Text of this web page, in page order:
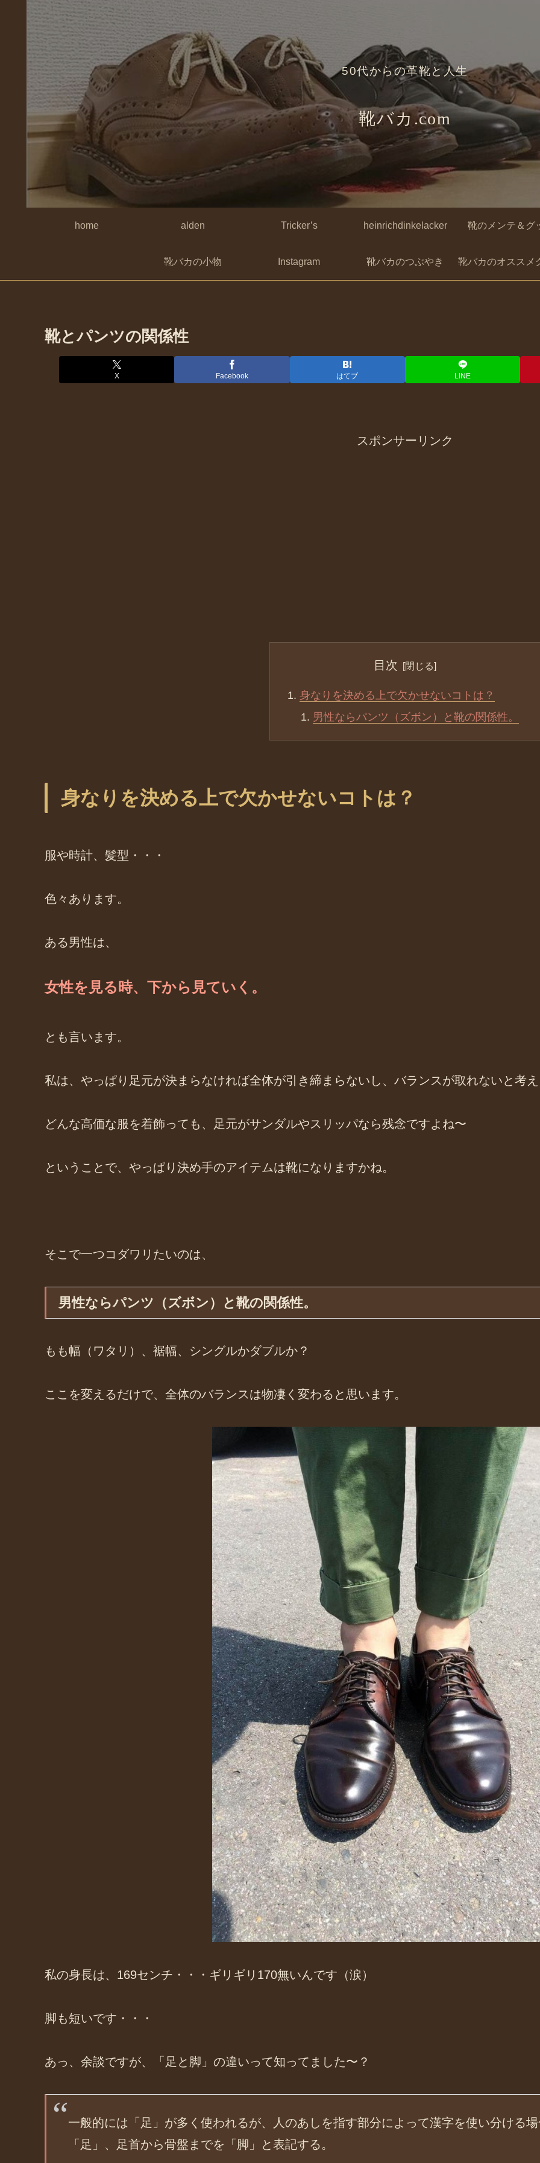
50代からの革靴と人生
靴バカ.com
home alden Tricker’s heinrichdinkelacker 靴のメンテ＆グ
靴バカの小物 Instagram 靴バカのつぶやき 靴バカのオススメ
靴とパンツの関係性
X Facebook はてブ LINE
スポンサーリンク
目次
身なりを決める上で欠かせないコトは？
男性ならパンツ（ズボン）と靴の関係性。
身なりを決める上で欠かせないコトは？
服や時計、髪型・・・
色々あります。
ある男性は、
女性を見る時、下から見ていく。
とも言います。
私は、やっぱり足元が決まらなければ全体が引き締まらないし、バランスが取れないと考
どんな高価な服を着飾っても、足元がサンダルやスリッパなら残念ですよね〜
ということで、やっぱり決め手のアイテムは靴になりますかね。
そこで一つコダワリたいのは、
男性ならパンツ（ズボン）と靴の関係性。
もも幅（ワタリ）、裾幅、シングルかダブルか？
ここを変えるだけで、全体のバランスは物凄く変わると思います。
私の身長は、169センチ・・・ギリギリ170無いんです（涙）
脚も短いです・・・
あっ、余談ですが、「足と脚」の違いって知ってました〜？
一般的には「足」が多く使われるが、人のあしを指す部分によって漢字を使い分ける
「足」、足首から骨盤までを「脚」と表記する。